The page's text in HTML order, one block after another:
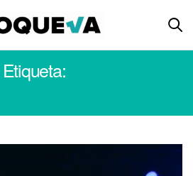
Etiqueta: